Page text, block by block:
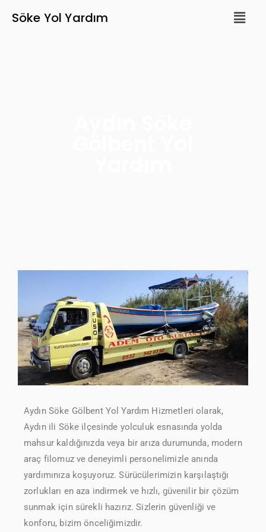
Söke Yol Yardım
Aydın Söke Gölbent Yol Yardım Hizmetleri olarak,
Aydın ili Söke ilçesinde yolculuk esnasında yolda
mahsur kaldığınızda veya bir arıza durumunda, modern
araç filomuz ve deneyimli personelimizle anında
yardımınıza koşuyoruz. Sürücülerimizin karşılaştığı
zorlukları en aza indirmek ve hızlı, güvenilir bir çözüm
sunmak için sürekli hazırız. Sizlerin güvenliği ve
konforu, bizim önceliğimizdir.